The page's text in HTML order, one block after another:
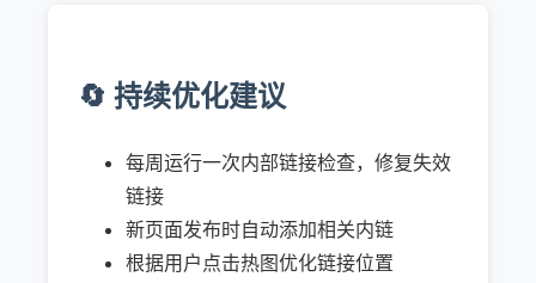
🔄 持续优化建议
每周运行一次内部链接检查，修复失效
链接
新页面发布时自动添加相关内链
根据用户点击热图优化链接位置